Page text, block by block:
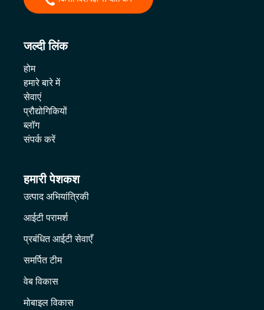
जल्दी लिंक
होम
हमारे बारे में
सेवाएं
प्रौद्योगिकियों
ब्लॉग
संपर्क करें
हमारी पेशकश
उत्पाद अभियांत्रिकी
आईटी परामर्श
प्रबंधित आईटी सेवाएँ
समर्पित टीम
वेब विकास
मोबाइल विकास